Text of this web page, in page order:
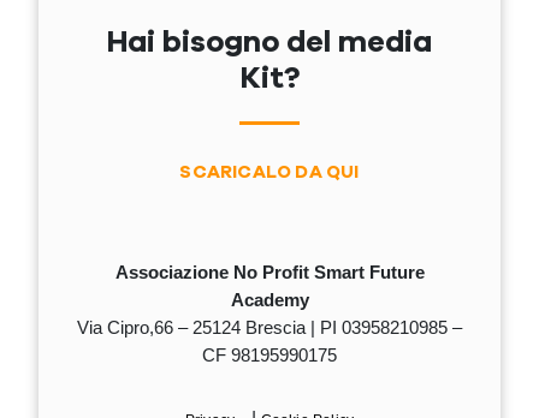
Hai bisogno del media
Kit?
SCARICALO DA QUI
Associazione No Profit Smart Future
Academy
Via Cipro,66 – 25124 Brescia | PI 03958210985 –
CF 98195990175